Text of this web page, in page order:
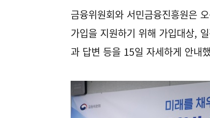
금융위원회와 서민금융진흥원은
가입을 지원하기 위해 가입대상,
과 답변 등을 15일 자세하게 안내